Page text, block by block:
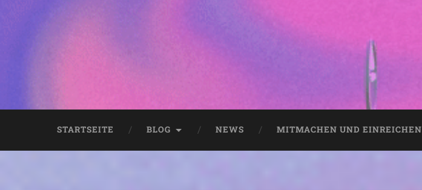
STARTSEITE BLOG NEWS MITMACHEN UND EINREICHEN